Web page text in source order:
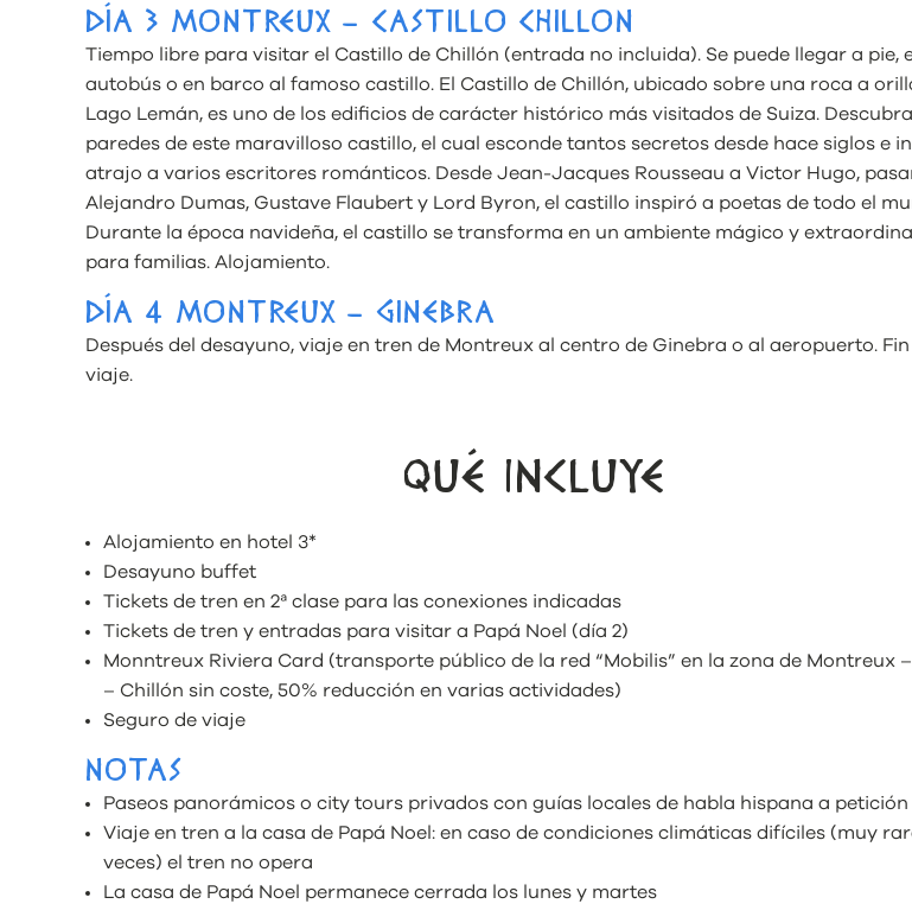
DÍA 3 MONTREUX – CASTILLO CHILLON
Tiempo libre para visitar el Castillo de Chillón (entrada no incluida). Se puede llegar a pie,
autobús o en barco al famoso castillo. El Castillo de Chillón, ubicado sobre una roca a
Lago Lemán, es uno de los edificios de carácter histórico más visitados de Suiza.
paredes de este maravilloso castillo, el cual esconde tantos secretos desde hace siglos e
atrajo a varios escritores románticos. Desde Jean-Jacques Rousseau a Victor Hugo,
Alejandro Dumas, Gustave Flaubert y Lord Byron, el castillo inspiró a poetas de todo el
Durante la época navideña, el castillo se transforma en un ambiente mágico y
para familias. Alojamiento.
DÍA 4 MONTREUX – GINEBRA
Después del desayuno, viaje en tren de Montreux al centro de Ginebra o al aeropuerto. Fin
viaje.
QUÉ INCLUYE
Alojamiento en hotel 3*
Desayuno buffet
Tickets de tren en 2ª clase para las conexiones indicadas
Tickets de tren y entradas para visitar a Papá Noel (día 2)
Monntreux Riviera Card (transporte público de la red “Mobilis” en la zona de Montreux
– Chillón sin coste, 50% reducción en varias actividades)
Seguro de viaje
NOTAS
Paseos panorámicos o city tours privados con guías locales de habla hispana a petición
Viaje en tren a la casa de Papá Noel: en caso de condiciones climáticas difíciles (muy
veces) el tren no opera
La casa de Papá Noel permanece cerrada los lunes y martes